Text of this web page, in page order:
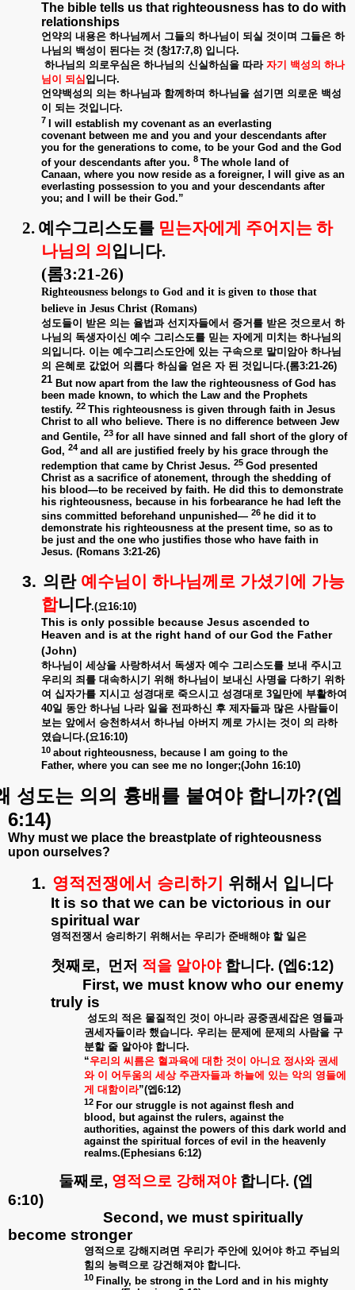
The bible tells us that righteousness has to do with
relationships
언약의 내용은 하나님께서 그들의 하나님이 되실 것이며 그들은 하
나님의 백성이 된다는 것 (창17:7,8) 입니다.
하나님의 의로우심은 하나님의 신실하심을 따라 자기 백성의 하나
님이
되심 입니다.
언약백성의 의는 하나님과 함께하며 하나님을 섬기면 의로운 백성
이
되는 것입니다.
7
I will establish my covenant as an everlasting
covenant between me and you and your descendants after
you for the generations to come, to be your God and the God
of your descendants after you. 8 The whole land of
Canaan, where you now reside as a foreigner, I will give as an
everlasting possession to you and your descendants after
you; and I will be their God.”
2. 예수그리스도를 믿는자에게 주어지는 하
나님의 의 입니다.
(롬3:21-26)
Righteousness belongs to God and it is given to those that
believe in Jesus Christ (Romans)
성도들이 받은 의는 율법과 선지자들에서 증거를 받은 것으로서 하
나님의 독생자이신 예수 그리스도를 믿는 자에게 미치는 하나님의
의입니다. 이는 예수그리스도안에 있는 구속으로 말미암아 하나님
의 은혜로 값없어 의롭다 하심을 얻은 자 된 것입니다.(롬3:21-26)
21 But now apart from the law the righteousness of God has
been made known, to which the Law and the Prophets
testify. 22 This righteousness is given through faith in Jesus
Christ to all who believe. There is no difference between Jew
and Gentile, 23 for all have sinned and fall short of the glory of
God, 24 and all are justified freely by his grace through the
redemption that came by Christ Jesus. 25 God presented
Christ as a sacrifice of atonement, through the shedding of
his blood—to be received by faith. He did this to demonstrate
his righteousness, because in his forbearance he had left the
sins committed beforehand unpunished— 26 he did it to
demonstrate his righteousness at the present time, so as to
be just and the one who justifies those who have faith in
Jesus. (Romans 3:21-26)
3. 의란 예수님이 하나님께로 가셨기에
가능
합니다.(요16:10)
This is only possible because Jesus ascended to
Heaven and is at the right hand of our God the Father
(John)
하나님이 세상을 사랑하셔서 독생자 예수 그리스도를 보내 주시고
우리의 죄를 대속하시기 위해 하나님이 보내신 사명을 다하기 위하
여 십자가를 지시고 성경대로 죽으시고 성경대로 3일만에 부활하여
40일 동안 하나님 나라 일을 전파하신 후 제자들과 많은 사람들이
보는 앞에서 승천하셔서 하나님 아버지 께로 가시는 것이 의 라하
였습니다.(요16:10)
10 about righteousness, because I am going to the
Father, where you can see me no longer;(John 16:10)
성도는 의의 흉배를 붙여야 합니까?(엡
6:14)
Why must we place the breastplate of righteousness
upon ourselves?
1. 영적전쟁에서 승리하기 위해서 입니다
It is so that we can be victorious in our
spiritual war
영적전쟁서 승리하기 위해서는 우리가 준배해야 할 일은
첫째로, 먼저 적을 알아야 합니다. (엡6:12)
First, we must know who our enemy
truly is
성도의 적은 물질적인 것이 아니라 공중권세잡은 영들과
권세자들이라 했습니다. 우리는 문제에 문제의 사람을 구
분할 줄 알아야 합니다.
“우리의 씨름은 혈과육에 대한 것이 아니요 정사와 권세
와 이 어두움의 세상 주관자들과 하늘에 있는 악의 영들에
게 대함이라”(엡6:12)
12 For our struggle is not against flesh and
blood, but against the rulers, against the
authorities, against the powers of this dark world and
against the spiritual forces of evil in the heavenly
realms.(Ephesians 6:12)
둘째로, 영적으로 강해져야 합니다. (엡
6:10)
Second, we must spiritually
become stronger
영적으로 강해지려면 우리가 주안에 있어야 하고 주님의
힘의 능력으로 강건해져야 합니다.
10 Finally, be strong in the Lord and in his mighty